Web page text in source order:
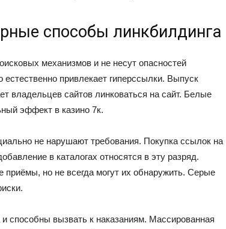
способы линкбилдинга
механизмов и не несут опасностей
привлекает гиперссылки. Выпуск
владельцев сайтов линковаться на сайт. Белые
эффект в казино 7к.
не нарушают требования. Покупка ссылок на
в каталогах относятся в эту разряд.
приёмы, но не всегда могут их обнаружить. Серые
способны вызвать к наказаниям. Массированная